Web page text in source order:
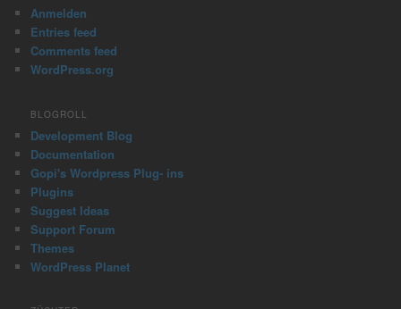
h
Anmelden
Entries feed
Comments feed
WordPress.org
BLOGROLL
Development Blog
Documentation
Gopi's Wordpress Plug- ins
Plugins
Suggest Ideas
Support Forum
Themes
WordPress Planet